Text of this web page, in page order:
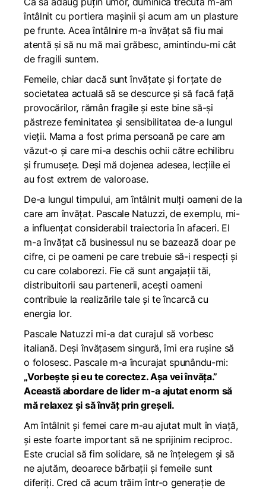
întâlnit cu portiera mașinii și acum am un plasture
pe frunte. Acea întâlnire m-a învățat să fiu mai
atentă și să nu mă mai grăbesc, amintindu-mi cât
de fragili suntem.
Femeile, chiar dacă sunt învățate și forțate de
societatea actuală să se descurce și să facă față
provocărilor, rămân fragile și este bine să-și
păstreze feminitatea și sensibilitatea de-a lungul
vieții. Mama a fost prima persoană pe care am
văzut-o și care mi-a deschis ochii către echilibru
și frumusețe. Deși mă dojenea adesea, lecțiile ei
au fost extrem de valoroase.
De-a lungul timpului, am întâlnit mulți oameni de la
care am învățat. Pascale Natuzzi, de exemplu, mi-
a influențat considerabil traiectoria în afaceri. El
m-a învățat că businessul nu se bazează doar pe
cifre, ci pe oameni pe care trebuie să-i respecți și
cu care colaborezi. Fie că sunt angajații tăi,
distribuitorii sau partenerii, acești oameni
contribuie la realizările tale și te încarcă cu
energia lor.
Pascale Natuzzi mi-a dat curajul să vorbesc
italiană. Deși învățasem singură, îmi era rușine să
o folosesc. Pascale m-a încurajat spunându-mi:
„Vorbește și eu te corectez. Așa vei învăța.”
Această abordare de lider m-a ajutat enorm să
mă relaxez și să învăț prin greșeli.
Am întâlnit și femei care m-au ajutat mult în viață,
și este foarte important să ne sprijinim reciproc.
Este crucial să fim solidare, să ne înțelegem și să
ne ajutăm, deoarece bărbații și femeile sunt
diferiți. Cred că acum trăim într-o generație de